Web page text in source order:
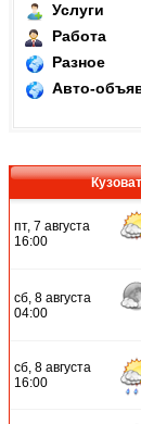
Услуги
Работа
Разное
Авто-